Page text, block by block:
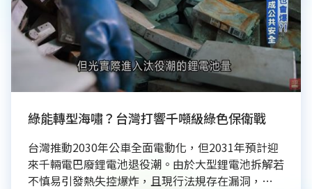
綠能轉型海嘯？台灣打響千噸級綠色保衛戰
台灣推動2030年公車全面電動化，但2031年預計迎
來千輛電巴廢鋰電池退役潮。由於大型鋰電池拆解若
不慎易引發熱失控爆炸，且現行法規存在漏洞，